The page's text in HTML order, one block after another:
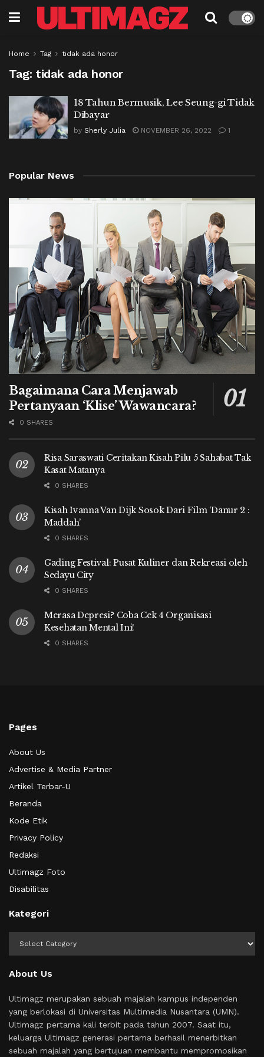
Home Tag tidak ada honor
Tag: tidak ada honor
18 Tahun Bermusik, Lee Seung-gi Tidak
Dibayar
by Sherly Julia NOVEMBER 26, 2022 1
Popular News
Bagaimana Cara Menjawab
Pertanyaan ‘Klise’ Wawancara?
0 SHARES
Risa Saraswati Ceritakan Kisah Pilu 5 Sahabat Tak
Kasat Matanya
0 SHARES
Kisah Ivanna Van Dijk Sosok Dari Film ‘Danur 2 :
Maddah’
0 SHARES
Gading Festival: Pusat Kuliner dan Rekreasi oleh
Sedayu City
0 SHARES
Merasa Depresi? Coba Cek 4 Organisasi
Kesehatan Mental Ini!
0 SHARES
Pages
About Us
Advertise & Media Partner
Artikel Terbar-U
Beranda
Kode Etik
Privacy Policy
Redaksi
Ultimagz Foto
Disabilitas
Kategori
About Us
Ultimagz merupakan sebuah majalah kampus independen
yang berlokasi di Universitas Multimedia Nusantara (UMN).
Ultimagz pertama kali terbit pada tahun 2007. Saat itu,
keluarga Ultimagz generasi pertama berhasil menerbitkan
sebuah majalah yang bertujuan membantu mempromosikan